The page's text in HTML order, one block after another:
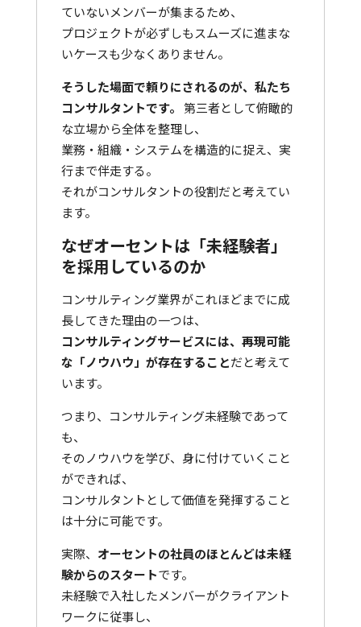
ていないメンバーが集まるため、
プロジェクトが必ずしもスムーズに進まな
いケースも少なくありません。
そうした場面で頼りにされるのが、私たち
コンサルタントです。 第三者として俯瞰的
な立場から全体を整理し、
業務・組織・システムを構造的に捉え、実
行まで伴走する。
それがコンサルタントの役割だと考えてい
ます。
なぜオーセントは「未経験者」
を採用しているのか
コンサルティング業界がこれほどまでに成
長してきた理由の一つは、
コンサルティングサービスには、再現可能
な「ノウハウ」が存在することだと考えて
います。
つまり、コンサルティング未経験であって
も、
そのノウハウを学び、身に付けていくこと
ができれば、
コンサルタントとして価値を発揮すること
は十分に可能です。
実際、 オーセントの社員のほとんどは未経
験からのスタートです。
未経験で入社したメンバーがクライアント
ワークに従事し、